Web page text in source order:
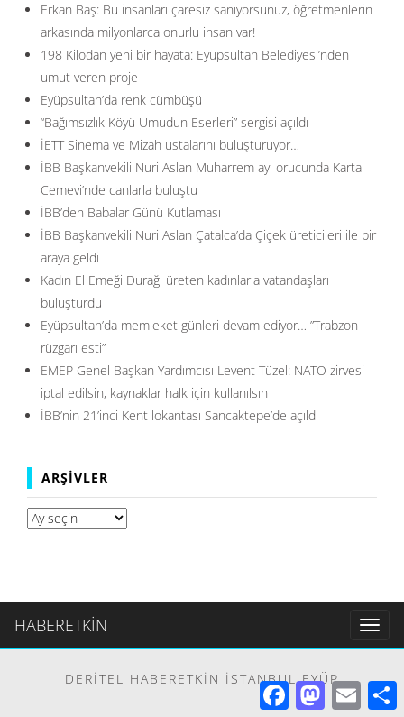
Erkan Baş: Bu insanları çaresiz sanıyorsunuz, öğretmenlerin
arkasında milyonlarca onurlu insan var!
198 Kilodan yeni bir hayata: Eyüpsultan Belediyesi’nden
umut veren proje
Eyüpsultan’da renk cümbüşü
“Bağımsızlık Köyü Umudun Eserleri” sergisi açıldı
İETT Sinema ve Mizah ustalarını buluşturuyor…
İBB Başkanvekili Nuri Aslan Muharrem ayı orucunda Kartal
Cemevi’nde canlarla buluştu
İBB’den Babalar Günü Kutlaması
İBB Başkanvekili Nuri Aslan Çatalca’da Çiçek üreticileri ile bir
araya geldi
Kadın El Emeği Durağı üreten kadınlarla vatandaşları
buluşturdu
Eyüpsultan’da memleket günleri devam ediyor… ”Trabzon
rüzgarı esti”
EMEP Genel Başkan Yardımcısı Levent Tüzel: NATO zirvesi
iptal edilsin, kaynaklar halk için kullanılsın
İBB’nin 21’inci Kent lokantası Sancaktepe’de açıldı
ARŞIVLER
Arşivler
HABERETKİN
Toggle
DERITEL HABERETKIN İSTANBUL EYÜP
FacebookMastodon
Email